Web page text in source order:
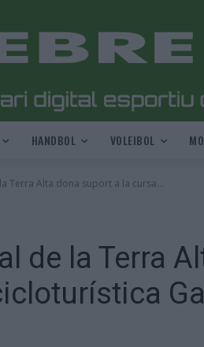
HANDBOL VOLEIBOL
Terra Alta dona suport a la cursa...
de la Terra